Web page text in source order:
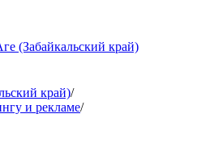
(Забайкальский край)
край)/
и рекламе/